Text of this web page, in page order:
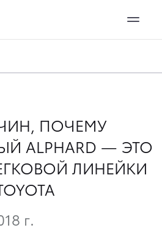
ПОЧЕМУ
ALPHARD — ЭТО
ЛИНЕЙКИ
г.